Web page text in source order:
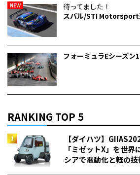
NEW
待ってました！
スバル/STI Motorsport
フォーミュラEシーズン
RANKING TOP 5
【ダイハツ】
「ミゼットX」を世
シアで電動化と軽の